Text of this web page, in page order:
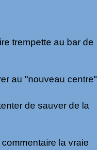
trempette au bar de
au "nouveau centre"
de sauver de la
la vraie